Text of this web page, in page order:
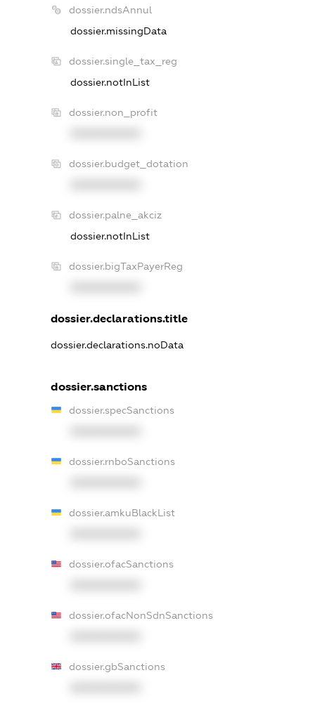
dossier.ndsAnnul
dossier.missingData
dossier.single_tax_reg
dossier.notInList
dossier.non_profit
dossier.budget_dotation
dossier.palne_akciz
dossier.notInList
dossier.bigTaxPayerReg
dossier.declarations.title
dossier.declarations.noData
dossier.sanctions
dossier.specSanctions
dossier.rnboSanctions
dossier.amkuBlackList
dossier.ofacSanctions
dossier.ofacNonSdnSanctions
dossier.gbSanctions